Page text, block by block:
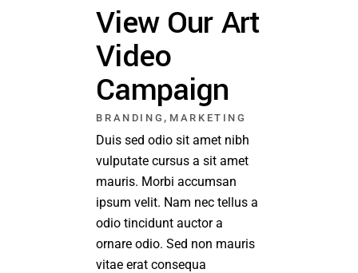
View Our Art
Video
Campaign
BRANDING , MARKETING
Duis sed odio sit amet nibh
vulputate cursus a sit amet
mauris. Morbi accumsan
ipsum velit. Nam nec tellus a
odio tincidunt auctor a
ornare odio. Sed non mauris
vitae erat consequa